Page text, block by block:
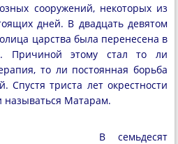
сооружений, некоторых из
дней. В двадцать девятом
царства была перенесена в
Причиной этому стал то ли
то ли постоянная борьба
Спустя триста лет окрестности
называться Матарам.
В семьдесят